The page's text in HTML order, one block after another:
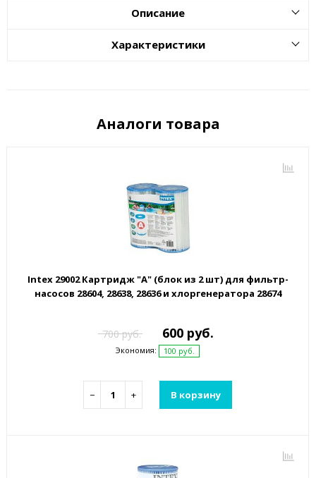
Описание
Характеристики
Аналоги товара
Intex 29002 Картридж "А" (блок из 2 шт) для фильтр-
насосов 28604, 28638, 28636 и хлоргенератора 28674
700 руб. 600 руб.
Экономия: 100 руб.
− + В корзину